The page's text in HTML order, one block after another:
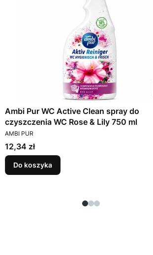
Ambi Pur WC Active Clean spray do
czyszczenia WC Rose & Lily 750 ml
PRODUCENT
AMBI PUR
Cena
12,34 zł
Do koszyka